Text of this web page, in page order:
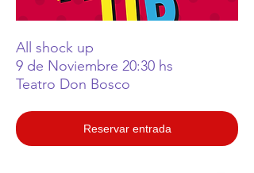
All shock up
9 de Noviembre 20:30 hs
Teatro Don Bosco
Reservar entrada